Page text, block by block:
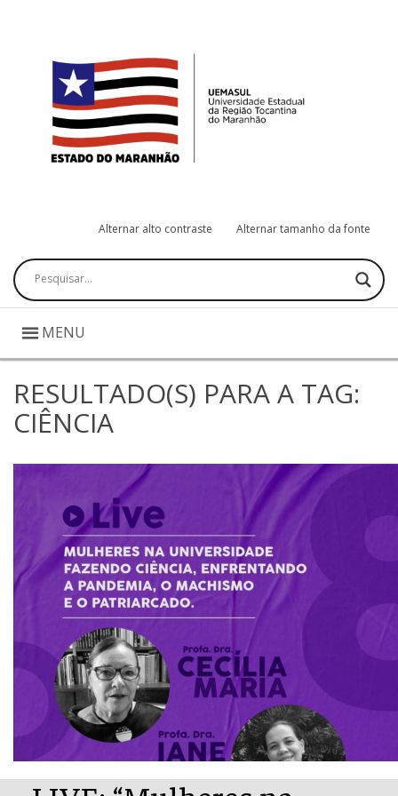
Alternar alto contraste Alternar tamanho da fonte
Pesquisar
MENU
RESULTADO(S) PARA A TAG:
CIÊNCIA